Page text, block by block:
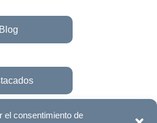
el consentimiento de
Blog